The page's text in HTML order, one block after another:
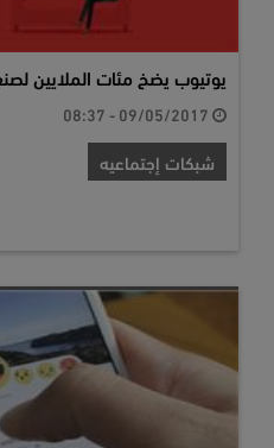
يوتيوب يضخ مئات الملايين
شبكات إجتماعيه